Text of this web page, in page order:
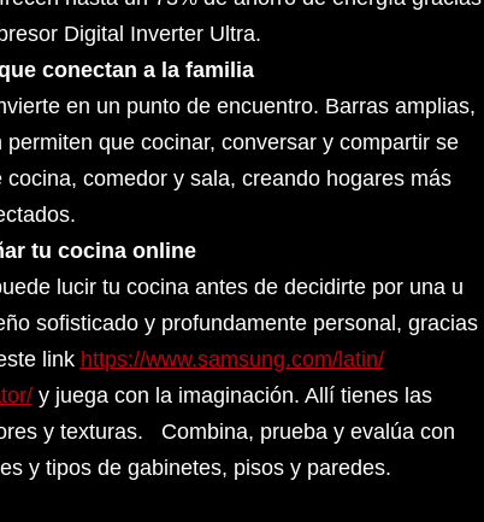
Digital Inverter Ultra.
conectan a la familia
en un punto de encuentro. Barras amplias,
que cocinar, conversar y compartir se
comedor y sala, creando hogares más
tu cocina online
lucir tu cocina antes de decidirte por una u
sofisticado y profundamente personal, gracias
link https://www.samsung.com/latin/
y juega con la imaginación. Allí tienes las
y texturas. Combina, prueba y evalúa con
y tipos de gabinetes, pisos y paredes.